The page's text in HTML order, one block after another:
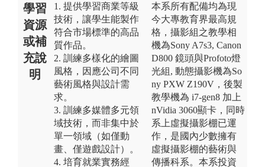
學習
資源
或補
充說
明
1. 提供學習商業等級
技術，讓學生能製作
符合市場標準的高品
質作品。
2. 訓練多樣化的繪圖
風格，因應公司不同
藝術風格與設計需
求。
3. 訓練多媒體多元領
域技術，而非集中於
單一領域（如僅動
畫、僅遊戲設計）。
4. 培育就業實務經
本系所有配備均為現
今大專教育界最高規
格，攝影組之教學相
機為Sony A7s3, Canon
D800 鏡頭與Profoto燈
光組, 動態攝影機為So
ny PXW Z190V，後製
教學機為 i7-gen8 加上
nVidia 3060顯卡，同時
系上虛擬攝影棚已運
作，是國內少數擁有
虛擬攝影棚的藝術與
傳播科系。本系投資